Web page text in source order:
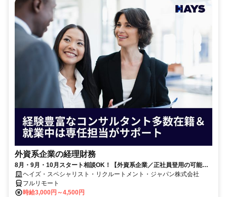
外資系企業の経理財務
8月・9月・10月スタート相談OK！【外資系企業／正社員登用の可能性
大／700万～800万／リモート勤務OK】経理財務
ヘイズ・スペシャリスト・リクルートメント・ジャパン株式会社
フルリモート
時給3,000円～4,500円